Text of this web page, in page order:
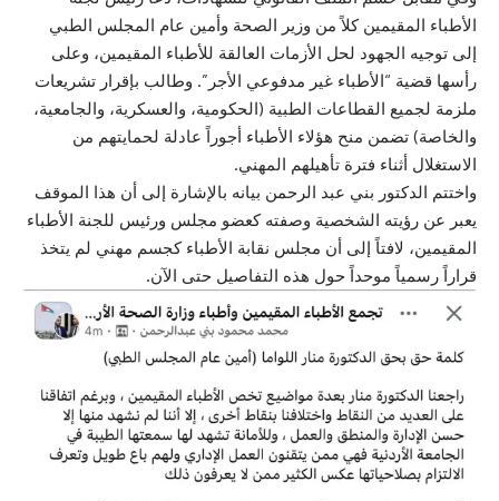
الأطباء المقيمين كلاً من وزير الصحة وأمين عام المجلس الطبي
إلى توجيه الجهود لحل الأزمات العالقة للأطباء المقيمين، وعلى
رأسها قضية “الأطباء غير مدفوعي الأجر”. وطالب بإقرار تشريعات
ملزمة لجميع القطاعات الطبية (الحكومية، والعسكرية، والجامعية،
والخاصة) تضمن منح هؤلاء الأطباء أجوراً عادلة لحمايتهم من
الاستغلال أثناء فترة تأهيلهم المهني.
واختتم الدكتور بني عبد الرحمن بيانه بالإشارة إلى أن هذا الموقف
يعبر عن رؤيته الشخصية وصفته كعضو مجلس ورئيس للجنة الأطباء
المقيمين، لافتاً إلى أن مجلس نقابة الأطباء كجسم مهني لم يتخذ
قراراً رسمياً موحداً حول هذه التفاصيل حتى الآن.